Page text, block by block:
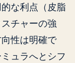
な利点（皮脂
チャーの強
性は明確で
ュラへとシフ